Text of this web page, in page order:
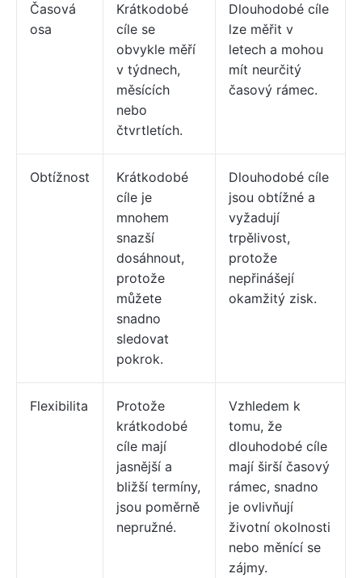
Časová
osa
Krátkodobé
cíle se
obvykle měří
v týdnech,
měsících
nebo
čtvrtletích.
Dlouhodobé cíle
lze měřit v
letech a mohou
mít neurčitý
časový rámec.
Obtížnost
Krátkodobé
cíle je
mnohem
snazší
dosáhnout,
protože
můžete
snadno
sledovat
pokrok.
Dlouhodobé cíle
jsou obtížné a
vyžadují
trpělivost,
protože
nepřinášejí
okamžitý zisk.
Flexibilita
Protože
krátkodobé
cíle mají
jasnější a
bližší termíny,
jsou poměrně
nepružné.
Vzhledem k
tomu, že
dlouhodobé cíle
mají širší časový
rámec, snadno
je ovlivňují
životní okolnosti
nebo měnící se
zájmy.